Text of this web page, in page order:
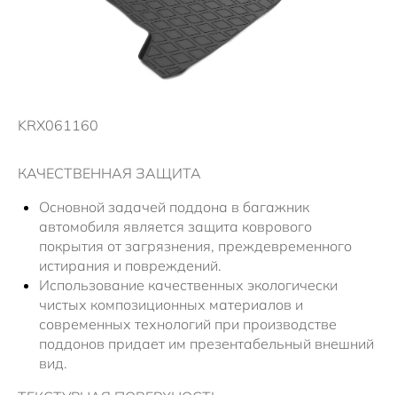
Новости
KRX061160
КАЧЕСТВЕННАЯ ЗАЩИТА
Основной задачей поддона в багажник
автомобиля является защита коврового
покрытия от загрязнения, преждевременного
истирания и повреждений.
Использование качественных экологически
чистых композиционных материалов и
современных технологий при производстве
поддонов придает им презентабельный внешний
вид.